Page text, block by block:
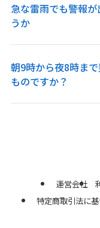
急な雷雨でも警報
うか
朝9時から夜8時ま
ものですか？
運営会社
特定商取引法に